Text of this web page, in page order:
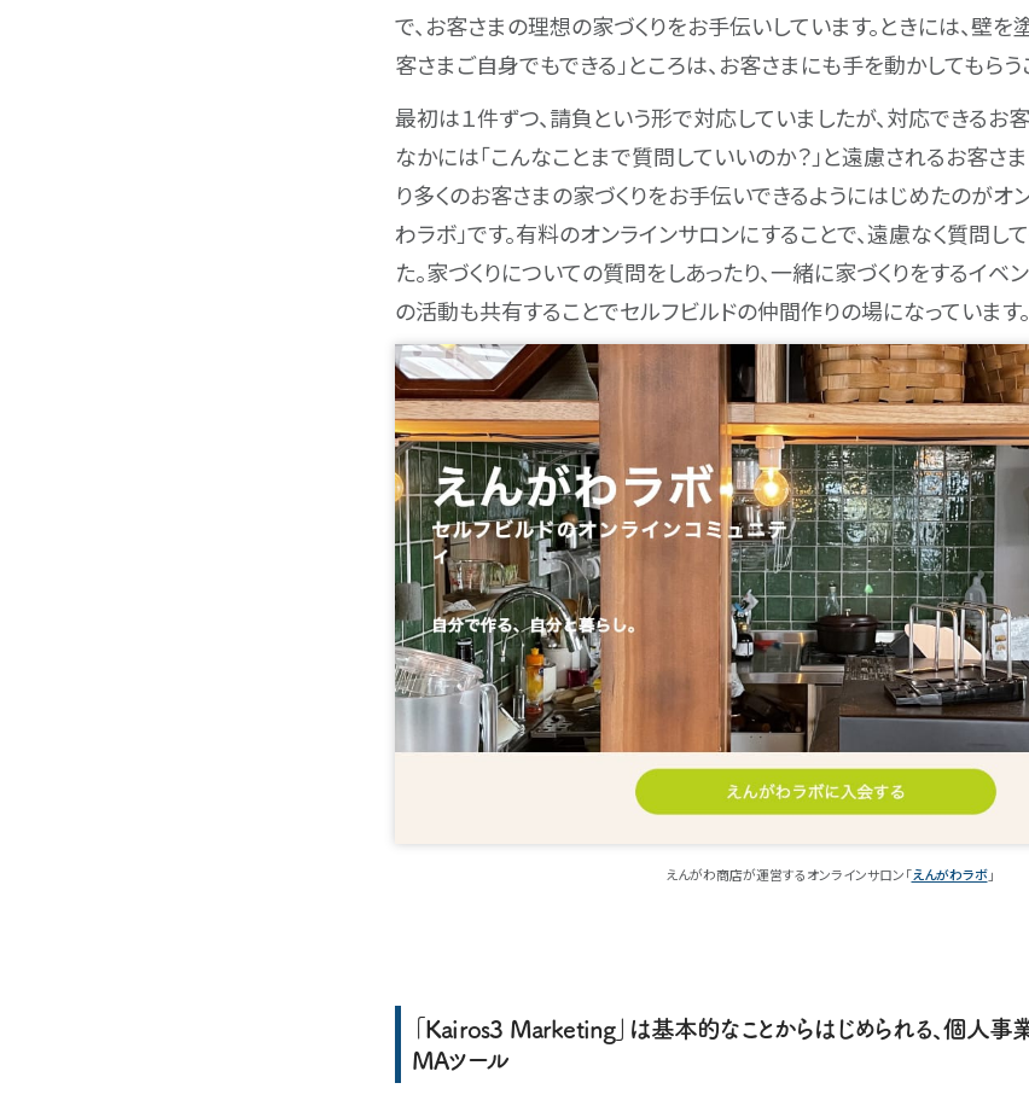
で、お客さまの理想の家づくりをお手伝いしています。ときには、壁を
客さまご自身でもできる」ところは、お客さまにも手を動かしてもらう
最初は１件ずつ、請負という形で対応していましたが、対応できるお
なかには「こんなことまで質問していいのか？」と遠慮されるお客さま
り多くのお客さまの家づくりをお手伝いできるようにはじめたのがオ
わラボ」です。有料のオンラインサロンにすることで、遠慮なく質問し
た。家づくりについての質問をしあったり、一緒に家づくりをするイベ
の活動も共有することでセルフビルドの仲間作りの場になっています。
えんがわ商店が運営するオンラインサロン「えんがわラボ」
「Kairos3 Marketing」は基本的なことからはじめられる、個人事
MAツール